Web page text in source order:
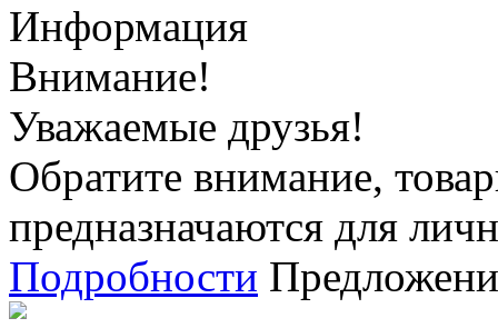
Информация
Внимание!
Уважаемые друзья!
Обратите внимание,
предназначаются для
Подробности